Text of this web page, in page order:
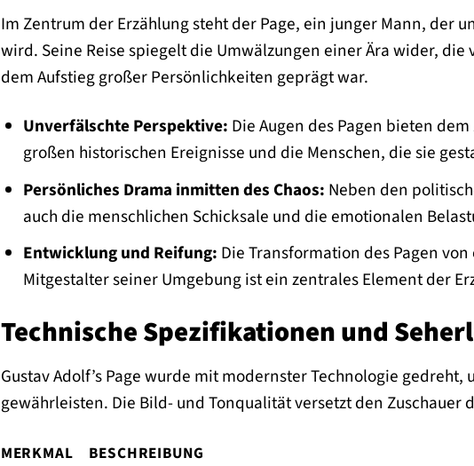
Im Zentrum der Erzählung steht der Page, ein junger Mann, der
wird. Seine Reise spiegelt die Umwälzungen einer Ära wider,
dem Aufstieg großer Persönlichkeiten geprägt war.
Unverfälschte Perspektive: Die Augen des Pagen bieten
großen historischen Ereignisse und die Menschen, die sie
Persönliches Drama inmitten des Chaos: Neben den
auch die menschlichen Schicksale und die emotionalen
Entwicklung und Reifung: Die Transformation des Pagen
Mitgestalter seiner Umgebung ist ein zentrales Element der
Technische Spezifikationen und
Gustav Adolf’s Page wurde mit modernster Technologie
gewährleisten. Die Bild- und Tonqualität versetzt den Zuschauer
MERKMAL
BESCHREIBUNG